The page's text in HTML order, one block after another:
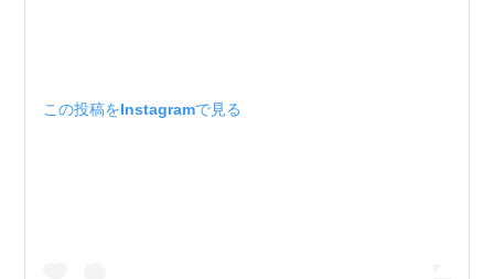
この投稿をInstagramで見る